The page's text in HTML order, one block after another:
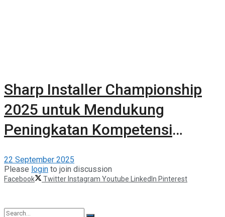
Sharp Installer Championship
2025 untuk Mendukung
Peningkatan Kompetensi
22 September 2025
Please login to join discussion
Facebook Twitter Instagram Youtube LinkedIn Pinterest